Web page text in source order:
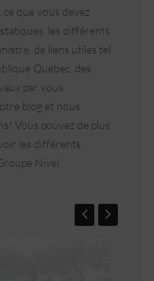
que vous devez
les différents
de liens utiles tel
Québec, des
par vous
blog et nous
Vous pouvez de plus
les différents
Nivel